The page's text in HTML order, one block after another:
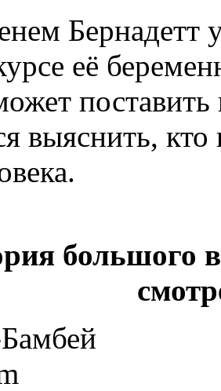
Бернадетт
её
поставить
выяснить,
большого